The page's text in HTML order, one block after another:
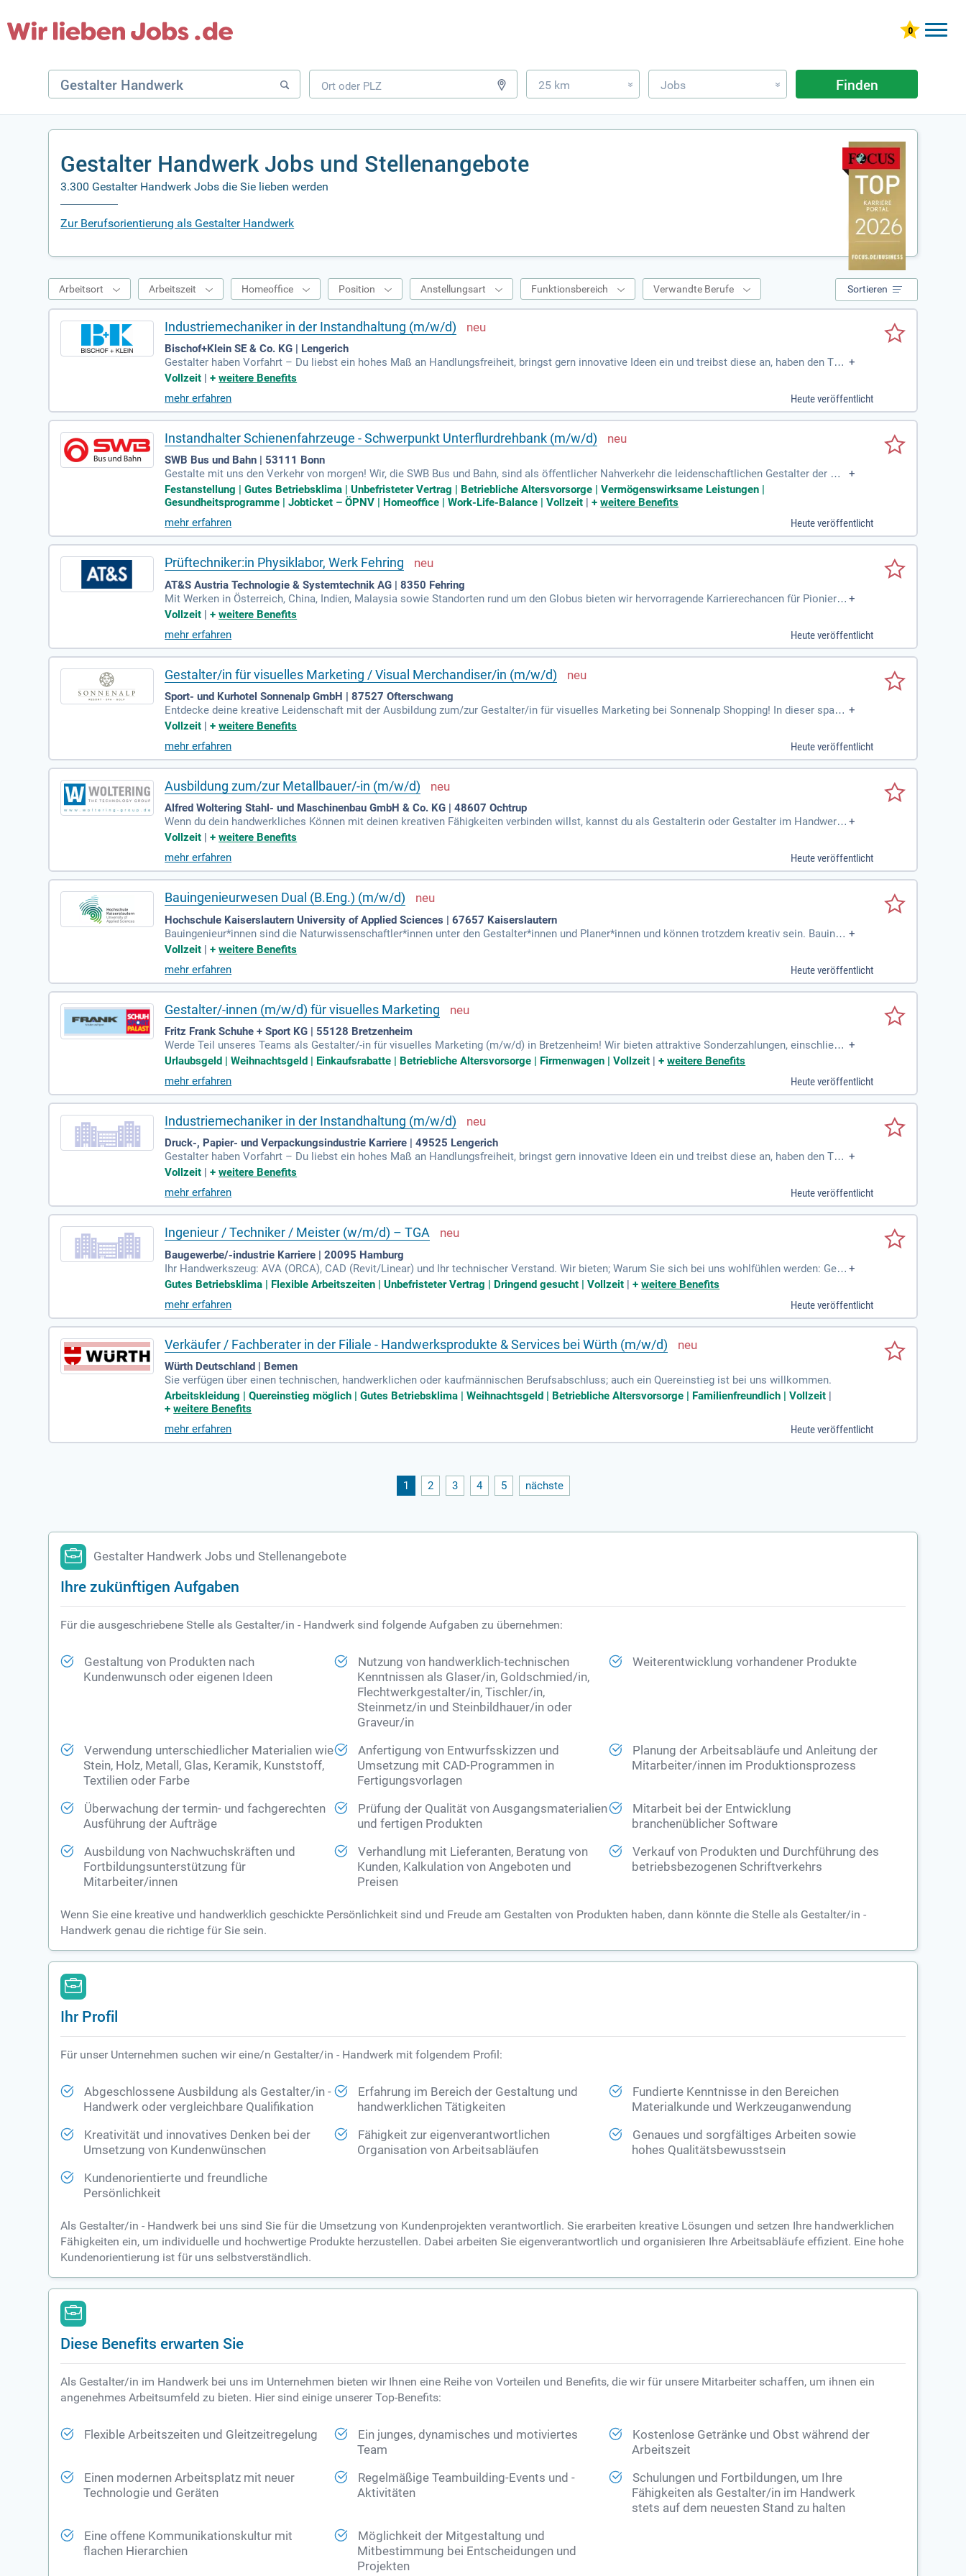
25 km » Jobs » Finden
Gestalter Handwerk Jobs und Stellenangebote
3.300 Gestalter Handwerk Jobs die Sie lieben werden
Zur Berufsorientierung als Gestalter Handwerk
Arbeitsort Arbeitszeit Homeoffice Position Anstellungsart Funktionsbereich Verwandte Berufe Sortieren
Industriemechaniker in der Instandhaltung (m/w/d)
Bischof+Klein SE & Co. KG | Lengerich
Gestalter haben Vorfahrt – Du liebst ein hohes Maß an Handlungsfreiheit, bringst gern innovative Ideen ein und treibst diese an, haben den Tell
errandblick – dann bist Du bei uns genau richtig.
+
Vollzeit |+weitere Benefits
mehr erfahren
Heute veröffentlicht
Instandhalter Schienenfahrzeuge - Schwerpunkt Unterflurdrehbank (m/w/d)
SWB Bus und Bahn | 53111 Bonn
Gestalte mit uns den Verkehr von morgen! Wir, die SWB Bus und Bahn, sind als öffentlicher Nahverkehr die leidenschaftlichen Gestalter der Mo
bilität.
+
Festanstellung | Gutes Betriebsklima | Unbefristeter Vertrag | Betriebliche Altersvorsorge | Vermögenswirksame Leistungen |
Gesundheitsprogramme | Jobticket – ÖPNV | Homeoffice | Work-Life-Balance | Vollzeit |+weitere Benefits
mehr erfahren
Heute veröffentlicht
Prüftechniker:in Physiklabor, Werk Fehring
AT&S Austria Technologie & Systemtechnik AG | 8350 Fehring
Mit Werken in Österreich, China, Indien, Malaysia sowie Standorten rund um den Globus bieten wir hervorragende Karrierechancen für Pionier:in
nen, Gestalter:innen und Wegbereiter:innen mit dem Willen, etwas zu bewegen.
+
Vollzeit |+weitere Benefits
mehr erfahren
Heute veröffentlicht
Gestalter/in für visuelles Marketing / Visual Merchandiser/in (m/w/d)
Sport- und Kurhotel Sonnenalp GmbH | 87527 Ofterschwang
Entdecke deine kreative Leidenschaft mit der Ausbildung zum/zur Gestalter/in für visuelles Marketing bei Sonnenalp Shopping! In dieser spann
enden dreijährigen Ausbildung erlernst du, Schaufenster und Verkaufsflächen ansprechend zu gestalten. Du entwickelst innovative Dekorations
e. Zusätzlich gestaltest du auch die Fokusbereiche unseres Hotels ansprechend. Werde Teil eines kreativen Teams und begeistere unsere erle
sene Kundschaft mit deinem Talent!
+
Vollzeit |+weitere Benefits
mehr erfahren
Heute veröffentlicht
Ausbildung zum/zur Metallbauer/-in (m/w/d)
Alfred Woltering Stahl- und Maschinenbau GmbH & Co. KG | 48607 Ochtrup
Wenn du dein handwerkliches Können mit deinen kreativen Fähigkeiten verbinden willst, kannst du als Gestalterin oder Gestalter im Handwerk
besonders kreativ werden.
+
Vollzeit |+weitere Benefits
mehr erfahren
Heute veröffentlicht
Bauingenieurwesen Dual (B.Eng.) (m/w/d)
Hochschule Kaiserslautern University of Applied Sciences | 67657 Kaiserslautern
Bauingenieur*innen sind die Naturwissenschaftler*innen unter den Gestalter*innen und Planer*innen und können trotzdem kreativ sein. Bauinge
nieur*innen sind vielfältig einsetzbar oder können sich in ein Spezialgebiet vertiefen.
+
Vollzeit |+weitere Benefits
mehr erfahren
Heute veröffentlicht
Gestalter/-innen (m/w/d) für visuelles Marketing
Fritz Frank Schuhe + Sport KG | 55128 Bretzenheim
Werde Teil unseres Teams als Gestalter/-in für visuelles Marketing (m/w/d) in Bretzenheim! Wir bieten attraktive Sonderzahlungen, einschließli
ch Urlaubsgeld und Weihnachtsgeld, sowie Mitarbeiter-Rabatte von bis zu 50% auf unsere Produkte. Profitiere von betrieblichen Weiterbildungs
optionen und einer Altersvorsorge in einem gesunden, familiengeführten Unternehmen der dritten Generation. Bei uns erwarten dich regelmäßi
ge Mitarbeiterevents und der Besuch relevanter Fachmessen. Du bringst kreative Neugier und ein Gespür für Sport und Trends mit? Dann komm
zu uns und arbeite in einem motivierten Team, das Wert auf innovative Ideen legt!
+
Urlaubsgeld | Weihnachtsgeld | Einkaufsrabatte | Betriebliche Altersvorsorge | Firmenwagen | Vollzeit |+weitere Benefits
mehr erfahren
Heute veröffentlicht
Industriemechaniker in der Instandhaltung (m/w/d)
Druck-, Papier- und Verpackungsindustrie Karriere | 49525 Lengerich
Gestalter haben Vorfahrt – Du liebst ein hohes Maß an Handlungsfreiheit, bringst gern innovative Ideen ein und treibst diese an, haben den Tell
errandblick – dann bist Du bei uns genau richtig.
+
Vollzeit |+weitere Benefits
mehr erfahren
Heute veröffentlicht
Ingenieur / Techniker / Meister (w/m/d) – TGA
Baugewerbe/-industrie Karriere | 20095 Hamburg
Ihr Handwerkszeug: AVA (ORCA), CAD (Revit/Linear) und Ihr technischer Verstand. Wir bieten; Warum Sie sich bei uns wohlfühlen werden: Geha
lt, das stimmt: 55.000 € – 65.000 € (je nach Erfahrung) sind bei uns der Startpunkt für faire Wertschätzung.
+
Gutes Betriebsklima | Flexible Arbeitszeiten | Unbefristeter Vertrag | Dringend gesucht | Vollzeit |+weitere Benefits
mehr erfahren
Heute veröffentlicht
Verkäufer / Fachberater in der Filiale - Handwerksprodukte & Services bei Würth (m/w/d)
Würth Deutschland | Bemen
Sie verfügen über einen technischen, handwerklichen oder kaufmännischen Berufsabschluss; auch ein Quereinstieg ist bei uns willkommen.
Arbeitskleidung | Quereinstieg möglich | Gutes Betriebsklima | Weihnachtsgeld | Betriebliche Altersvorsorge | Familienfreundlich | Vollzeit |
+weitere Benefits
mehr erfahren
Heute veröffentlicht
1 2 3 4 5 nächste
Gestalter Handwerk Jobs und Stellenangebote
Ihre zukünftigen Aufgaben
Für die ausgeschriebene Stelle als Gestalter/in - Handwerk sind folgende Aufgaben zu übernehmen:
Gestaltung von Produkten nach
Kundenwunsch oder eigenen Ideen
Nutzung von handwerklich-technischen
Kenntnissen als Glaser/in, Goldschmied/in,
Flechtwerkgestalter/in, Tischler/in,
Steinmetz/in und Steinbildhauer/in oder
Graveur/in
Weiterentwicklung vorhandener Produkte
Verwendung unterschiedlicher Materialien wie
Stein, Holz, Metall, Glas, Keramik, Kunststoff,
Textilien oder Farbe
Anfertigung von Entwurfsskizzen und
Umsetzung mit CAD-Programmen in
Fertigungsvorlagen
Planung der Arbeitsabläufe und Anleitung der
Mitarbeiter/innen im Produktionsprozess
Überwachung der termin- und fachgerechten
Ausführung der Aufträge
Prüfung der Qualität von Ausgangsmaterialien
und fertigen Produkten
Mitarbeit bei der Entwicklung
branchenüblicher Software
Ausbildung von Nachwuchskräften und
Fortbildungsunterstützung für
Mitarbeiter/innen
Verhandlung mit Lieferanten, Beratung von
Kunden, Kalkulation von Angeboten und
Preisen
Verkauf von Produkten und Durchführung des
betriebsbezogenen Schriftverkehrs
Wenn Sie eine kreative und handwerklich geschickte Persönlichkeit sind und Freude am Gestalten von Produkten haben, dann könnte die Stelle als Gestalter/in -
Handwerk genau die richtige für Sie sein.
Ihr Profil
Für unser Unternehmen suchen wir eine/n Gestalter/in - Handwerk mit folgendem Profil:
Abgeschlossene Ausbildung als Gestalter/in -
Handwerk oder vergleichbare Qualifikation
Erfahrung im Bereich der Gestaltung und
handwerklichen Tätigkeiten
Fundierte Kenntnisse in den Bereichen
Materialkunde und Werkzeuganwendung
Kreativität und innovatives Denken bei der
Umsetzung von Kundenwünschen
Fähigkeit zur eigenverantwortlichen
Organisation von Arbeitsabläufen
Genaues und sorgfältiges Arbeiten sowie
hohes Qualitätsbewusstsein
Kundenorientierte und freundliche
Persönlichkeit
Als Gestalter/in - Handwerk bei uns sind Sie für die Umsetzung von Kundenprojekten verantwortlich. Sie erarbeiten kreative Lösungen und setzen Ihre handwerklichen
Fähigkeiten ein, um individuelle und hochwertige Produkte herzustellen. Dabei arbeiten Sie eigenverantwortlich und organisieren Ihre Arbeitsabläufe effizient. Eine hohe
Kundenorientierung ist für uns selbstverständlich.
Diese Benefits erwarten Sie
Als Gestalter/in im Handwerk bei uns im Unternehmen bieten wir Ihnen eine Reihe von Vorteilen und Benefits, die wir für unsere Mitarbeiter schaffen, um ihnen ein
angenehmes Arbeitsumfeld zu bieten. Hier sind einige unserer Top-Benefits:
Flexible Arbeitszeiten und Gleitzeitregelung
Ein junges, dynamisches und motiviertes
Team
Kostenlose Getränke und Obst während der
Arbeitszeit
Einen modernen Arbeitsplatz mit neuer
Technologie und Geräten
Regelmäßige Teambuilding-Events und -
Aktivitäten
Schulungen und Fortbildungen, um Ihre
Fähigkeiten als Gestalter/in im Handwerk
stets auf dem neuesten Stand zu halten
Eine offene Kommunikationskultur mit
flachen Hierarchien
Möglichkeit der Mitgestaltung und
Mitbestimmung bei Entscheidungen und
Projekten